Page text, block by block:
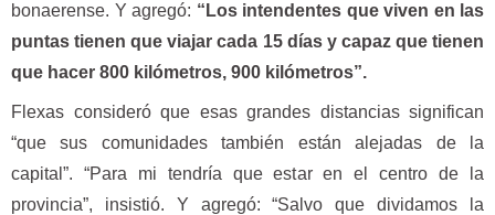
bonaerense. Y agregó: “Los intendentes que viven en las
puntas tienen que viajar cada 15 días y capaz que tienen
que hacer 800 kilómetros, 900 kilómetros”.
Flexas consideró que esas grandes distancias significan
“que sus comunidades también están alejadas de la
capital”. “Para mi tendría que estar en el centro de la
provincia”, insistió. Y agregó: “Salvo que dividamos la